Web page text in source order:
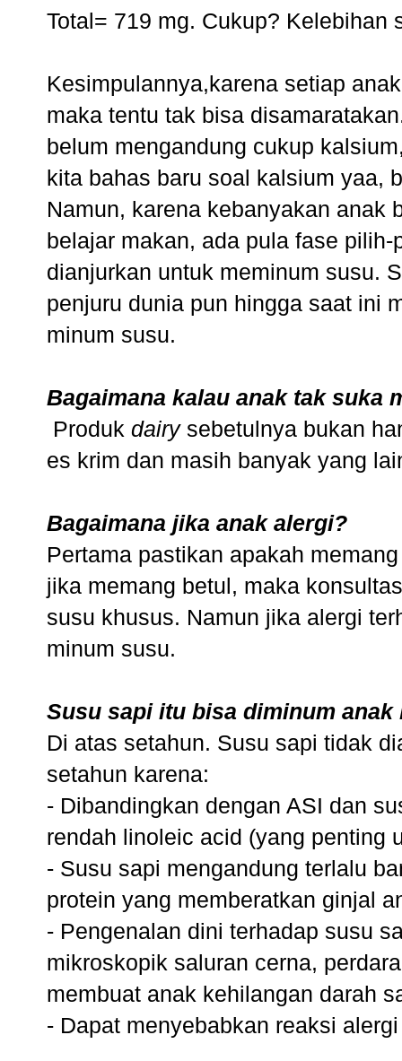
Total= 719 mg. Cukup? Kelebihan
Kesimpulannya,karena setiap
maka tentu tak bisa
belum mengandung cukup
kita bahas baru soal kalsium yaa,
Namun, karena kebanyakan anak
belajar makan, ada pula fase
dianjurkan untuk meminum susu.
penjuru dunia pun hingga saat ini
minum susu.
Bagaimana kalau anak tak suka
Produk dairysebetulnya bukan
es krim dan masih banyak yang
Bagaimana jika anak alergi?
Pertama pastikan apakah
jika memang betul, maka
susu khusus. Namun jika alergi
minum susu.
Susu sapi itu bisa diminum
Di atas setahun. Susu sapi tidak
setahun karena:
- Dibandingkan dengan ASI dan
rendah linoleic acid (yang penting
- Susu sapi mengandung terlalu
protein yang memberatkan ginjal
- Pengenalan dini terhadap susu
mikroskopik saluran cerna,
membuat anak kehilangan darah
- Dapat menyebabkan reaksi alergi